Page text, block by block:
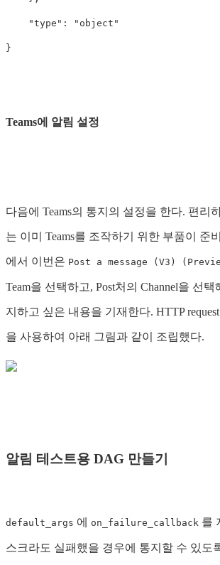
"type" : "object"
}
Teams에 알림 설정
다음에 Teams의 통지의 설정을 한다. 편리
는 이미 Teams를 조작하기 위한 부품이 준
에서 이번은 Post a message (V3)
Team을 선택하고, Post처의 Channel을 선택
지하고 싶은 내용을 기재한다. HTTP
을 사용하여 아래 그림과 같이 조립했다.
알림 테스트용 DAG 만들기
default_args 에 on_failure_callback 를
스크라도 실패했을 경우에 통지할 수 있도